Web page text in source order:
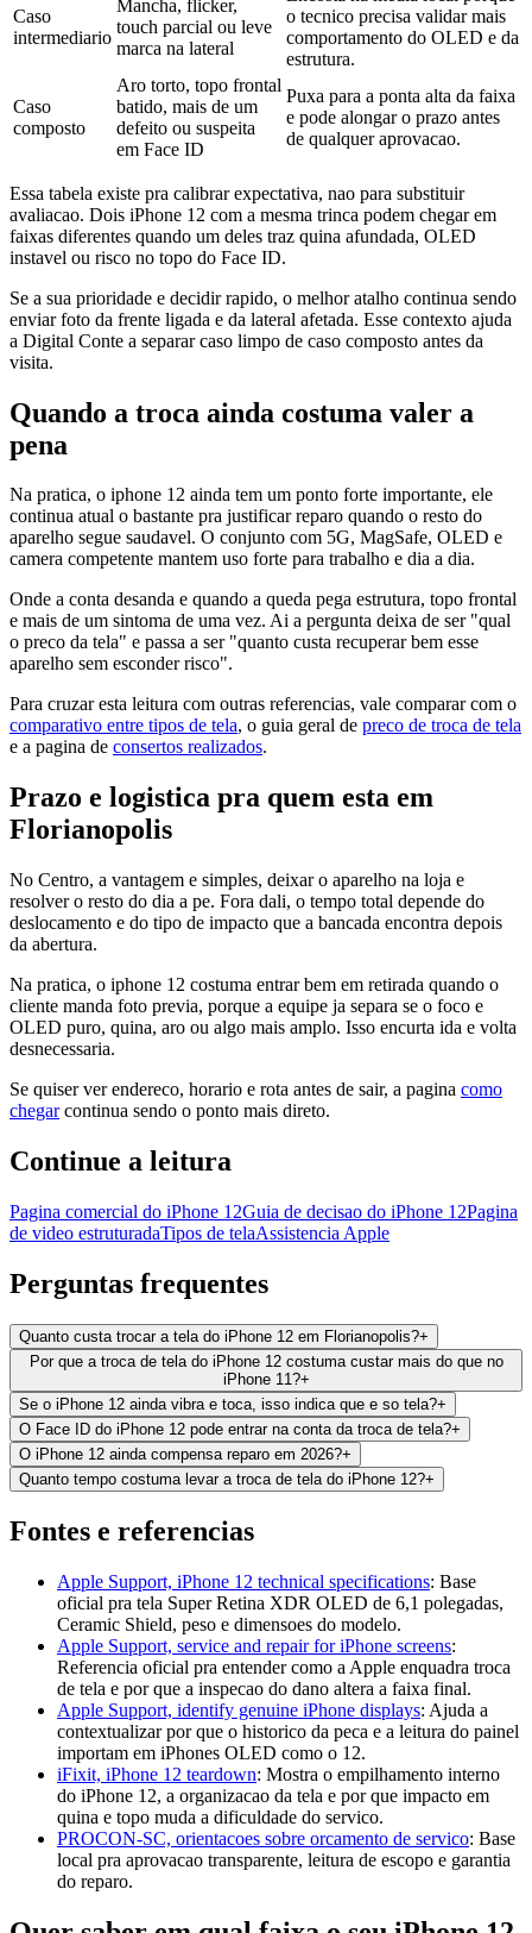
Caso
intermediario
Mancha, flicker,
touch parcial ou leve
marca na lateral
o tecnico precisa validar mais
comportamento do OLED e da
estrutura.
Caso
composto
Aro torto, topo frontal
batido, mais de um
defeito ou suspeita
em Face ID
Puxa para a ponta alta da faixa
e pode alongar o prazo antes
de qualquer aprovacao.
Essa tabela existe pra calibrar expectativa, nao para substituir
avaliacao. Dois iPhone 12 com a mesma trinca podem chegar em
faixas diferentes quando um deles traz quina afundada, OLED
instavel ou risco no topo do Face ID.
Se a sua prioridade e decidir rapido, o melhor atalho continua sendo
enviar foto da frente ligada e da lateral afetada. Esse contexto ajuda
a Digital Conte a separar caso limpo de caso composto antes da
visita.
Quando a troca ainda costuma valer a
pena
Na pratica, o iphone 12 ainda tem um ponto forte importante, ele
continua atual o bastante pra justificar reparo quando o resto do
aparelho segue saudavel. O conjunto com 5G, MagSafe, OLED e
camera competente mantem uso forte para trabalho e dia a dia.
Onde a conta desanda e quando a queda pega estrutura, topo frontal
e mais de um sintoma de uma vez. Ai a pergunta deixa de ser "qual
o preco da tela" e passa a ser "quanto custa recuperar bem esse
aparelho sem esconder risco".
Para cruzar esta leitura com outras referencias, vale comparar com o
comparativo entre tipos de tela, o guia geral de preco de troca de tela
e a pagina de consertos realizados.
Prazo e logistica pra quem esta em
Florianopolis
No Centro, a vantagem e simples, deixar o aparelho na loja e
resolver o resto do dia a pe. Fora dali, o tempo total depende do
deslocamento e do tipo de impacto que a bancada encontra depois
da abertura.
Na pratica, o iphone 12 costuma entrar bem em retirada quando o
cliente manda foto previa, porque a equipe ja separa se o foco e
OLED puro, quina, aro ou algo mais amplo. Isso encurta ida e volta
desnecessaria.
Se quiser ver endereco, horario e rota antes de sair, a pagina como
chegar continua sendo o ponto mais direto.
Continue a leitura
Pagina comercial do iPhone 12Guia de decisao do iPhone 12Pagina
de video estruturadaTipos de telaAssistencia Apple
Perguntas frequentes
Quanto custa trocar a tela do iPhone 12 em Florianopolis?+
Por que a troca de tela do iPhone 12 costuma custar mais do que no
iPhone 11?+
Se o iPhone 12 ainda vibra e toca, isso indica que e so tela?+
O Face ID do iPhone 12 pode entrar na conta da troca de tela?+
O iPhone 12 ainda compensa reparo em 2026?+
Quanto tempo costuma levar a troca de tela do iPhone 12?+
Fontes e referencias
Apple Support, iPhone 12 technical specifications: Base
oficial pra tela Super Retina XDR OLED de 6,1 polegadas,
Ceramic Shield, peso e dimensoes do modelo.
Apple Support, service and repair for iPhone screens:
Referencia oficial pra entender como a Apple enquadra troca
de tela e por que a inspecao do dano altera a faixa final.
Apple Support, identify genuine iPhone displays: Ajuda a
contextualizar por que o historico da peca e a leitura do painel
importam em iPhones OLED como o 12.
iFixit, iPhone 12 teardown: Mostra o empilhamento interno
do iPhone 12, a organizacao da tela e por que impacto em
quina e topo muda a dificuldade do servico.
PROCON-SC, orientacoes sobre orcamento de servico: Base
local pra aprovacao transparente, leitura de escopo e garantia
do reparo.